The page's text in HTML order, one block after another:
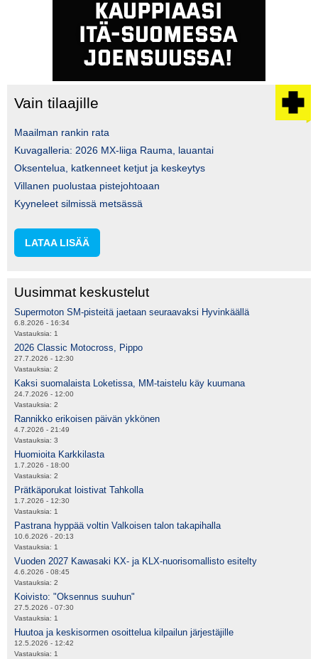
Vain tilaajille
Maailman rankin rata
Kuvagalleria: 2026 MX-liiga Rauma, lauantai
Oksentelua, katkenneet ketjut ja keskeytys
Villanen puolustaa pistejohtoaan
Kyyneleet silmissä metsässä
LATAA LISÄÄ
Uusimmat keskustelut
Supermoton SM-pisteitä jaetaan seuraavaksi Hyvinkäällä
6.8.2026 - 16:34
Vastauksia: 1
2026 Classic Motocross, Pippo
27.7.2026 - 12:30
Vastauksia: 2
Kaksi suomalaista Loketissa, MM-taistelu käy kuumana
24.7.2026 - 12:00
Vastauksia: 2
Rannikko erikoisen päivän ykkönen
4.7.2026 - 21:49
Vastauksia: 3
Huomioita Karkkilasta
1.7.2026 - 18:00
Vastauksia: 2
Prätkäporukat loistivat Tahkolla
1.7.2026 - 12:30
Vastauksia: 1
Pastrana hyppää voltin Valkoisen talon takapihalla
10.6.2026 - 20:13
Vastauksia: 1
Vuoden 2027 Kawasaki KX- ja KLX-nuorisomallisto esitelty
4.6.2026 - 08:45
Vastauksia: 2
Koivisto: "Oksennus suuhun"
27.5.2026 - 07:30
Vastauksia: 1
Huutoa ja keskisormen osoittelua kilpailun järjestäjille
12.5.2026 - 12:42
Vastauksia: 1